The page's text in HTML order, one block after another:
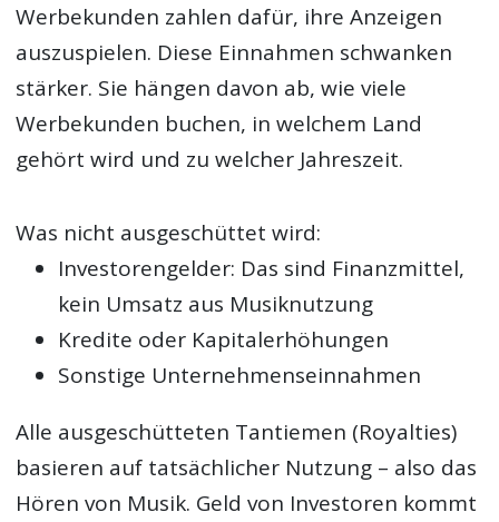
Werbekunden zahlen dafür, ihre Anzeigen
auszuspielen. Diese Einnahmen schwanken
stärker. Sie hängen davon ab, wie viele
Werbekunden buchen, in welchem Land
gehört wird und zu welcher Jahreszeit.
Was nicht ausgeschüttet wird:
Investorengelder: Das sind Finanzmittel,
kein Umsatz aus Musiknutzung
Kredite oder Kapitalerhöhungen
Sonstige Unternehmens­einnahmen
Alle ausgeschütteten Tantiemen (Royalties)
basieren auf tatsächlicher Nutzung – also das
Hören von Musik. Geld von Investoren kommt